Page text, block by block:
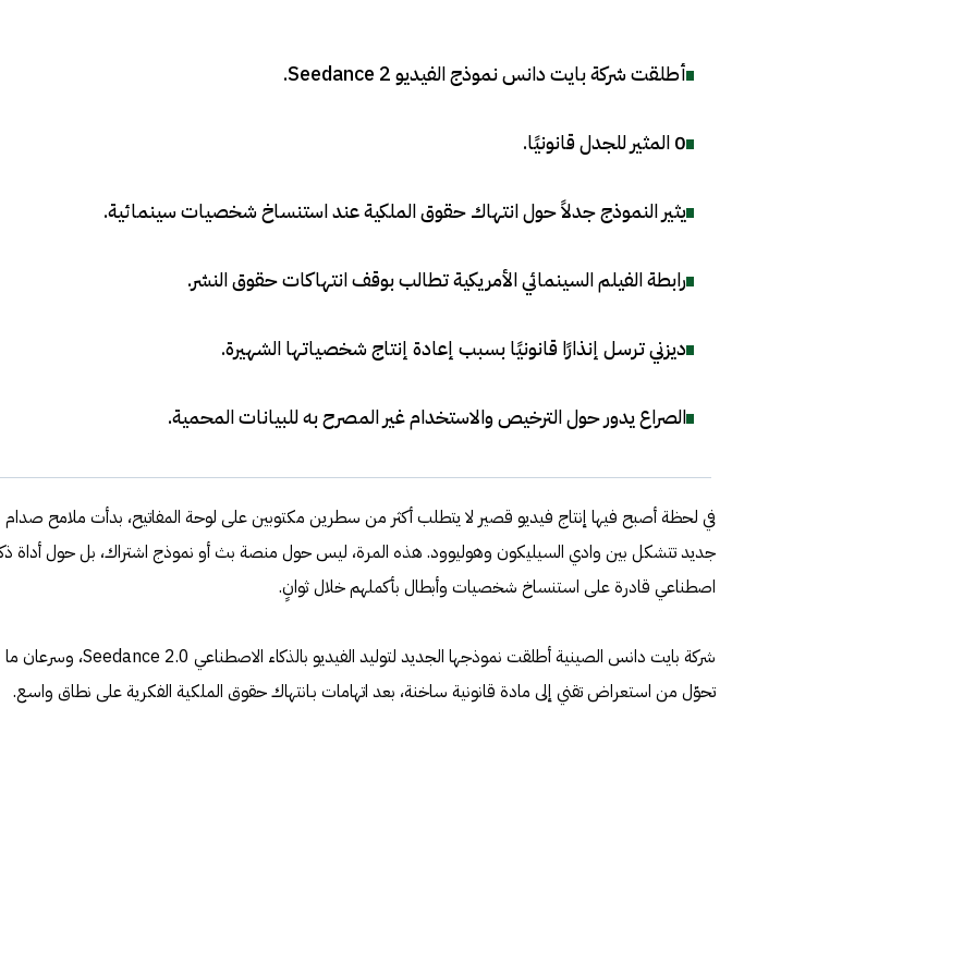
أطلقت شركة بايت دانس نموذج الفيديو Seedance 2 .
0 المثير للجدل قانونيًا .
يثير النموذج جدلاً حول انتهاك حقوق الملكية عند استنساخ شخصيات سينمائية.
رابطة الفيلم السينمائي الأمريكية تطالب بوقف انتهاكات حقوق النشر.
ديزني ترسل إنذارًا قانونيًا بسبب إعادة إنتاج شخصياتها الشهيرة.
الصراع يدور حول الترخيص والاستخدام غير المصرح به للبيانات المحمية.
في لحظة أصبح فيها إنتاج فيديو قصير لا يتطلب أكثر من سطرين مكتوبين على لوحة المفاتيح، بدأت ملامح صدام
جديد تتشكل بين وادي السيليكون وهوليوود. هذه المرة، ليس حول منصة بث أو نموذج اشتراك، بل حول أداة
اصطناعي قادرة على استنساخ شخصيات وأبطال بأكملهم خلال ثوانٍ.
شركة بايت دانس الصينية أطلقت نموذجها الجديد لتوليد الفيديو بالذكاء الاصطناعي Seedance 2.0، وسرعان ما
تحوّل من استعراض تقني إلى مادة قانونية ساخنة، بعد اتهامات بـانتهاك حقوق الملكية الفكرية على نطاق واسع.